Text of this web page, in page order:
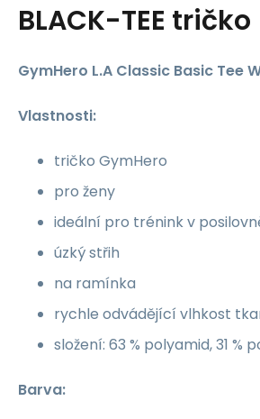
BLACK-TEE tričko
GymHero L.A Classic Basic Tee
Vlastnosti:
tričko GymHero
pro ženy
ideální pro trénink v
úzký střih
na ramínka
rychle odvádějící vlhkost
složení: 63 % polyamid, 31 %
Barva: